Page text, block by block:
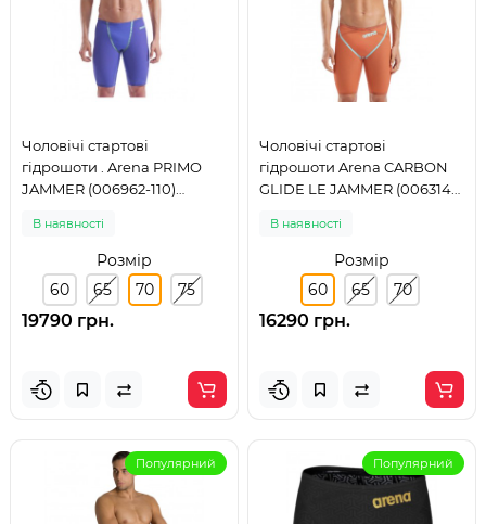
Чоловічі стартові
гідрошоти . Arena PRIMO
JAMMER (006962-110)
В наявності
Розмір
60
65 70 75
19790 грн.
Чоловічі стартові
гідрошоти Arena CARBON
GLIDE LE JAMMER (006314-
В наявності
Розмір
60
65 70
16290 грн.
Популярний Популярний